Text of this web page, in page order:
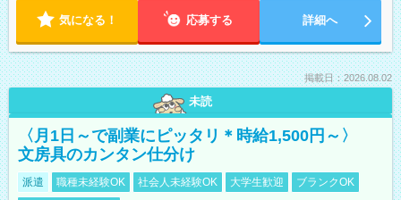
気になる！ 応募する 詳細へ
掲載日：2026.08.02
未読
〈月1日～で副業にピッタリ＊時給1,500円～〉
文房具のカンタン仕分け
派遣 職種未経験OK 社会人未経験OK 大学生歓迎
ブランクOK